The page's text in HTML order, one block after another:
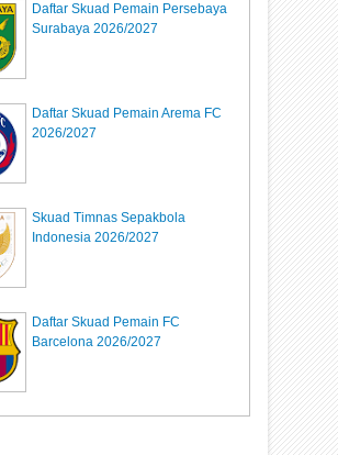
Daftar Skuad Pemain Persebaya
Surabaya 2026/2027
Daftar Skuad Pemain Arema FC
2026/2027
Skuad Timnas Sepakbola
Indonesia 2026/2027
Daftar Skuad Pemain FC
Barcelona 2026/2027